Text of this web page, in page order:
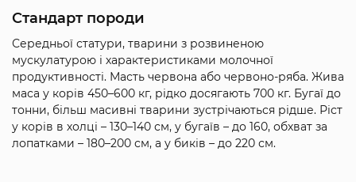
Стандарт породи
Середньої статури, тварини з розвиненою
мускулатурою і характеристиками молочної
продуктивності. Масть червона або червоно-ряба. Жива
маса у корів 450–600 кг, рідко досягають 700 кг. Бугаї до
тонни, більш масивні тварини зустрічаються рідше. Ріст
у корів в холці – 130–140 см, у бугаїв – до 160, обхват за
лопатками – 180–200 см, а у биків – до 220 см.